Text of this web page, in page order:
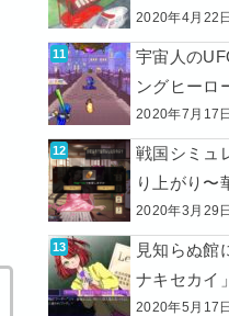
2020年4月22
宇宙人の
ングヒーロ
2020年7月17
戦国シミュ
り上がり〜
2020年3月29
見知らぬ館
ナキセカイ
2020年5月17